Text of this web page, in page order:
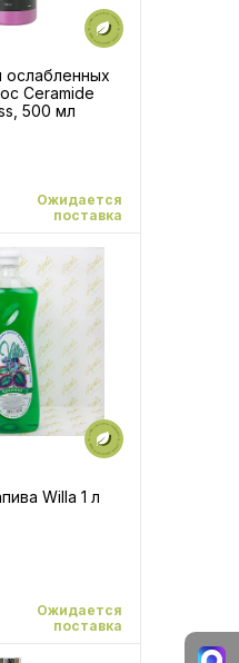
Ceramide
500 мл
Ожидается
поставка
Willa 1 л
Ожидается
поставка